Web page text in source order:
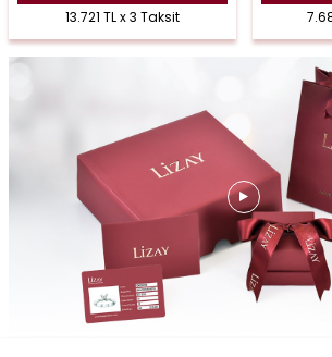
13.721 TL x 3 Taksit